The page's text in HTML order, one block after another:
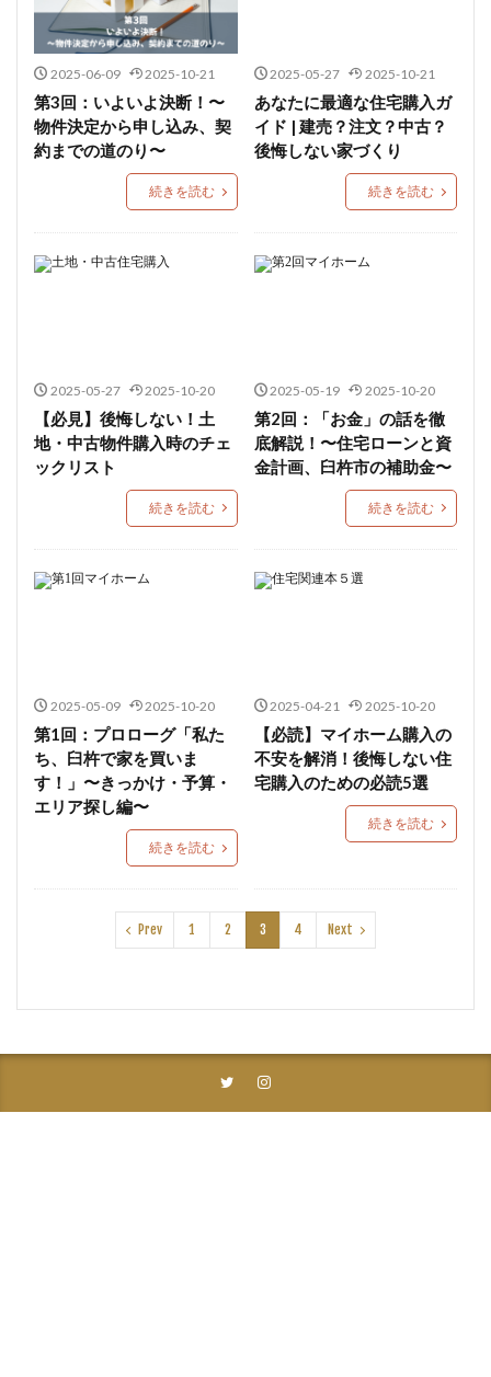
2025-06-09 2025-10-21
第3回：いよいよ決断！〜
物件決定から申し込み、契
約までの道のり〜
続きを読む
2025-05-27 2025-10-21
あなたに最適な住宅購入ガ
イド | 建売？注文？中古？
後悔しない家づくり
続きを読む
2025-05-27 2025-10-20
【必見】後悔しない！土
地・中古物件購入時のチェ
ックリスト
続きを読む
2025-05-19 2025-10-20
第2回：「お金」の話を徹
底解説！〜住宅ローンと資
金計画、臼杵市の補助金〜
続きを読む
2025-05-09 2025-10-20
第1回：プロローグ「私た
ち、臼杵で家を買いま
す！」〜きっかけ・予算・
エリア探し編〜
続きを読む
2025-04-21 2025-10-20
【必読】マイホーム購入の
不安を解消！後悔しない住
宅購入のための必読5選
続きを読む
Prev 1 2 3 4 Next